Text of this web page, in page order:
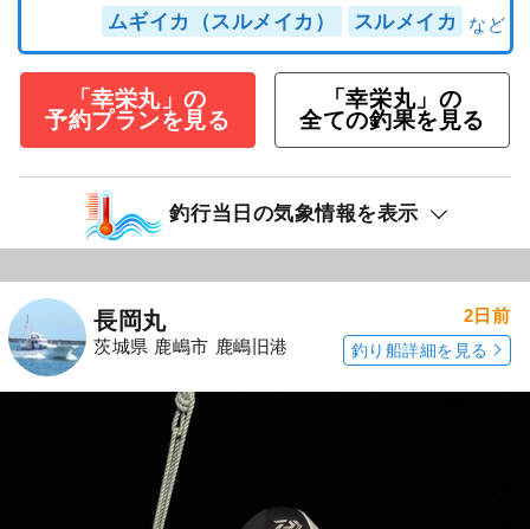
ムギイカ（スルメイカ） スルメイカ
「幸栄丸」の
予約プランを見る
「幸栄丸」の
全ての釣果を見る
釣行当日の気象情報を表示
長岡丸
茨城県 鹿嶋市 鹿嶋旧港
2日前
釣り船詳細を見る